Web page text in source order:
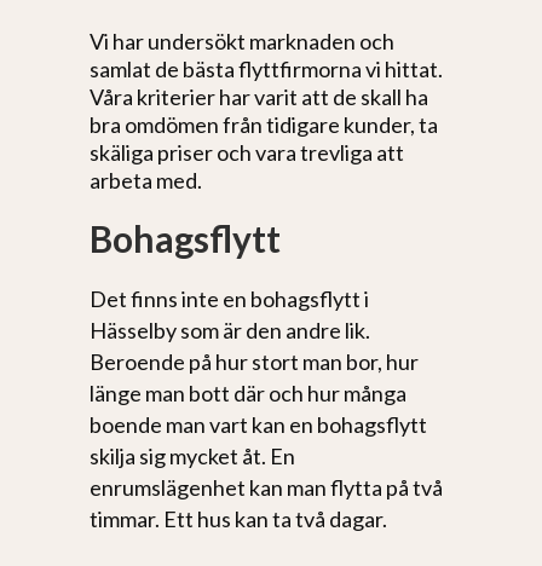
Vi har undersökt marknaden och
samlat de bästa flyttfirmorna vi hittat.
Våra kriterier har varit att de skall ha
bra omdömen från tidigare kunder, ta
skäliga priser och vara trevliga att
arbeta med.
Bohagsflytt
Det finns inte en bohagsflytt i
Hässelby som är den andre lik.
Beroende på hur stort man bor, hur
länge man bott där och hur många
boende man vart kan en bohagsflytt
skilja sig mycket åt. En
enrumslägenhet kan man flytta på två
timmar. Ett hus kan ta två dagar.